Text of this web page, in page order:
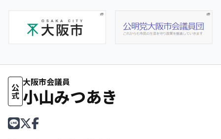
公式
大阪市会議員
小山みつあき